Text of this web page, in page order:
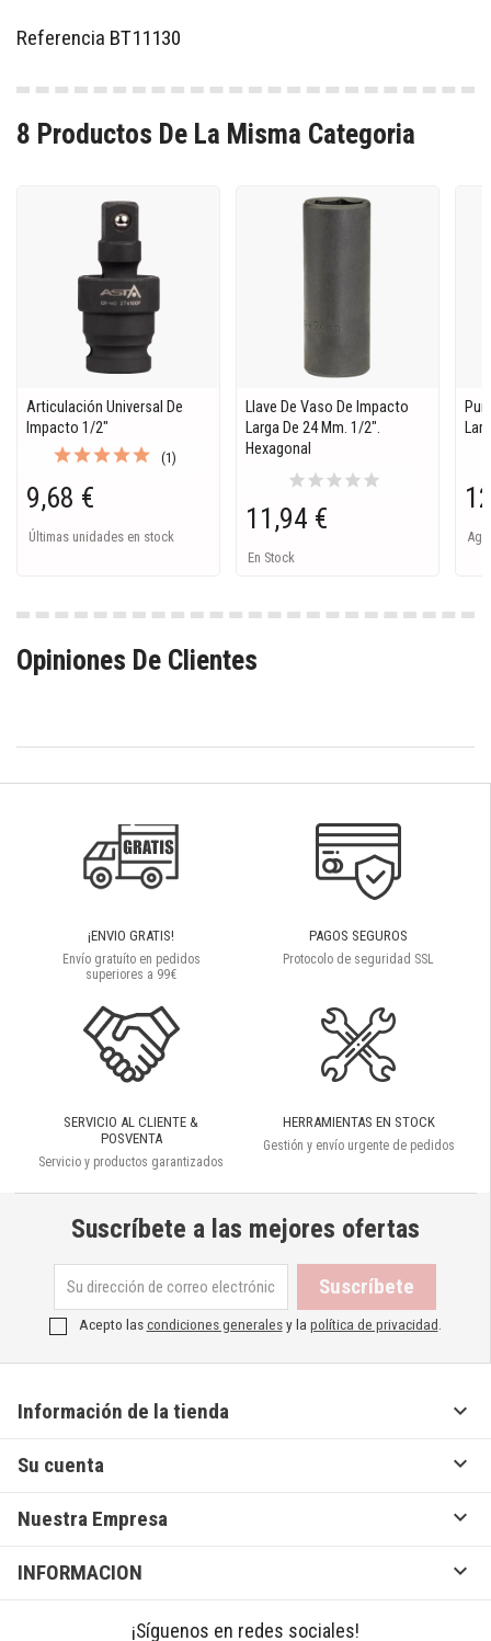
Referencia BT11130
8 Productos De La Misma Categoria
Articulación Universal De
Impacto 1/2"
(1)
9,68 €
Últimas unidades en stock
Llave De Vaso De Impacto
Larga De 24 Mm. 1/2".
Hexagonal
starstarstarstarstar
11,94 €
En Stock
Opiniones De Clientes
¡ENVIO GRATIS!
Envío gratuíto en pedidos
superiores a 99€
PAGOS SEGUROS
Protocolo de seguridad SSL
SERVICIO AL CLIENTE &
POSVENTA
Servicio y productos garantizados
HERRAMIENTAS EN STOCK
Gestión y envío urgente de pedidos
Suscríbete a las mejores ofertas
Acepto lascondiciones generalesy la política de privacidad
Información de la tienda 
Su cuenta 
Nuestra Empresa 
INFORMACION 
¡Síguenos en redes sociales!